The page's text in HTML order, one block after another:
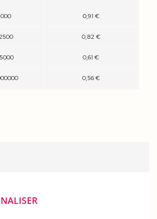
0,91 €
0,82 €
0,61 €
0,56 €